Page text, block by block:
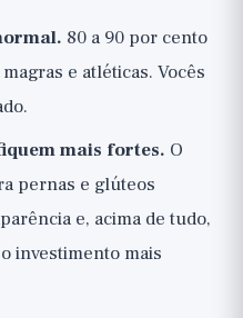
80 a 90 por cento
e atléticas. Vocês
mais fortes. O
pernas e glúteos
e, acima de tudo,
investimento mais